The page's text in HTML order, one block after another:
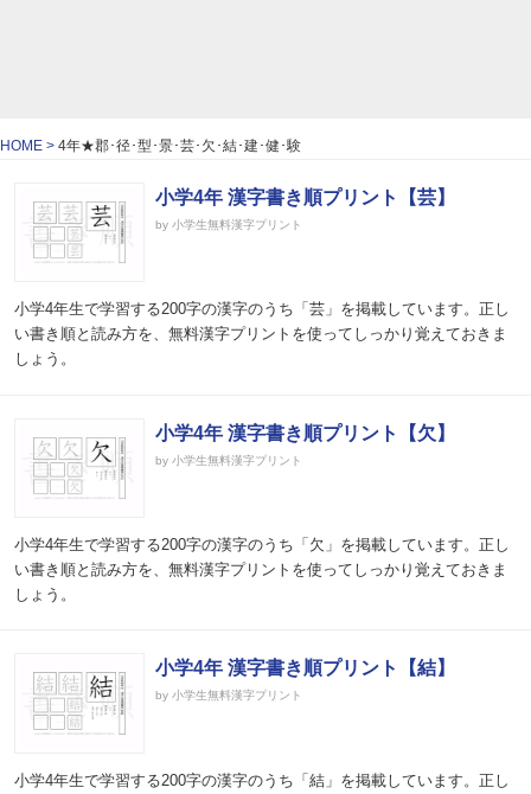
HOME 4年★郡･径･型･景･芸･欠･結･建･健･験
小学4年 漢字書き順プリント【芸】
by 小学生無料漢字プリント
小学4年生で学習する200字の漢字のうち「芸」を掲載しています。正し
い書き順と読み方を、無料漢字プリントを使ってしっかり覚えておきま
しょう。
小学4年 漢字書き順プリント【欠】
by 小学生無料漢字プリント
小学4年生で学習する200字の漢字のうち「欠」を掲載しています。正し
い書き順と読み方を、無料漢字プリントを使ってしっかり覚えておきま
しょう。
小学4年 漢字書き順プリント【結】
by 小学生無料漢字プリント
小学4年生で学習する200字の漢字のうち「結」を掲載しています。正し